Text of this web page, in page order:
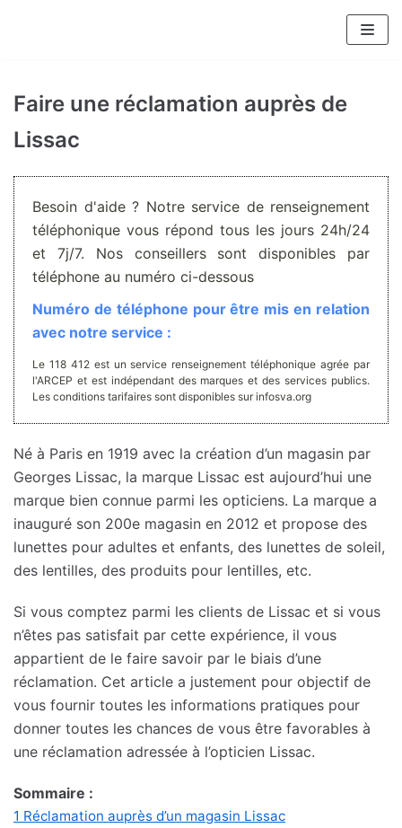
contenu
Faire une réclamation auprès de
Lissac
Besoin d'aide ? Notre service de renseignement
téléphonique vous répond tous les jours 24h/24
et 7j/7. Nos conseillers sont disponibles par
téléphone au numéro ci-dessous
Numéro de téléphone pour être mis en relation
avec notre service :
Le 118 412 est un service renseignement téléphonique agrée par
l'ARCEP et est indépendant des marques et des services publics.
Les conditions tarifaires sont disponibles sur infosva.org
Né à Paris en 1919 avec la création d’un magasin par
Georges Lissac, la marque Lissac est aujourd’hui une
marque bien connue parmi les opticiens. La marque a
inauguré son 200e magasin en 2012 et propose des
lunettes pour adultes et enfants, des lunettes de soleil,
des lentilles, des produits pour lentilles, etc.
Si vous comptez parmi les clients de Lissac et si vous
n’êtes pas satisfait par cette expérience, il vous
appartient de le faire savoir par le biais d’une
réclamation. Cet article a justement pour objectif de
vous fournir toutes les informations pratiques pour
donner toutes les chances de vous être favorables à
une réclamation adressée à l’opticien Lissac.
Sommaire :
1 Réclamation auprès d’un magasin Lissac